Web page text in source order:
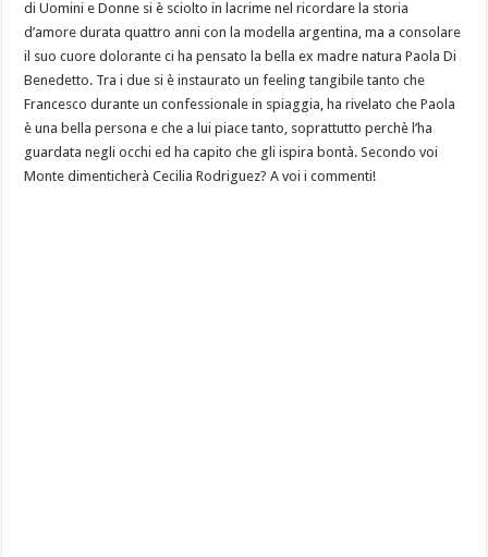
di Uomini e Donne si è sciolto in lacrime nel ricordare la storia
d’amore durata quattro anni con la modella argentina, ma a consolare
il suo cuore dolorante ci ha pensato la bella ex madre natura Paola Di
Benedetto. Tra i due si è instaurato un feeling tangibile tanto che
Francesco durante un confessionale in spiaggia, ha rivelato che Paola
è una bella persona e che a lui piace tanto, soprattutto perchè l’ha
guardata negli occhi ed ha capito che gli ispira bontà. Secondo voi
Monte dimenticherà Cecilia Rodriguez? A voi i commenti!